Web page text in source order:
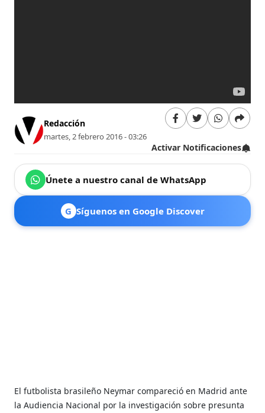
Redacción
martes, 2 febrero 2016 - 03:26
Activar Notificaciones
Únete a nuestro canal de WhatsApp
G Síguenos en Google Discover
El futbolista brasileño Neymar compareció en Madrid ante
la Audiencia Nacional por la investigación sobre presunta